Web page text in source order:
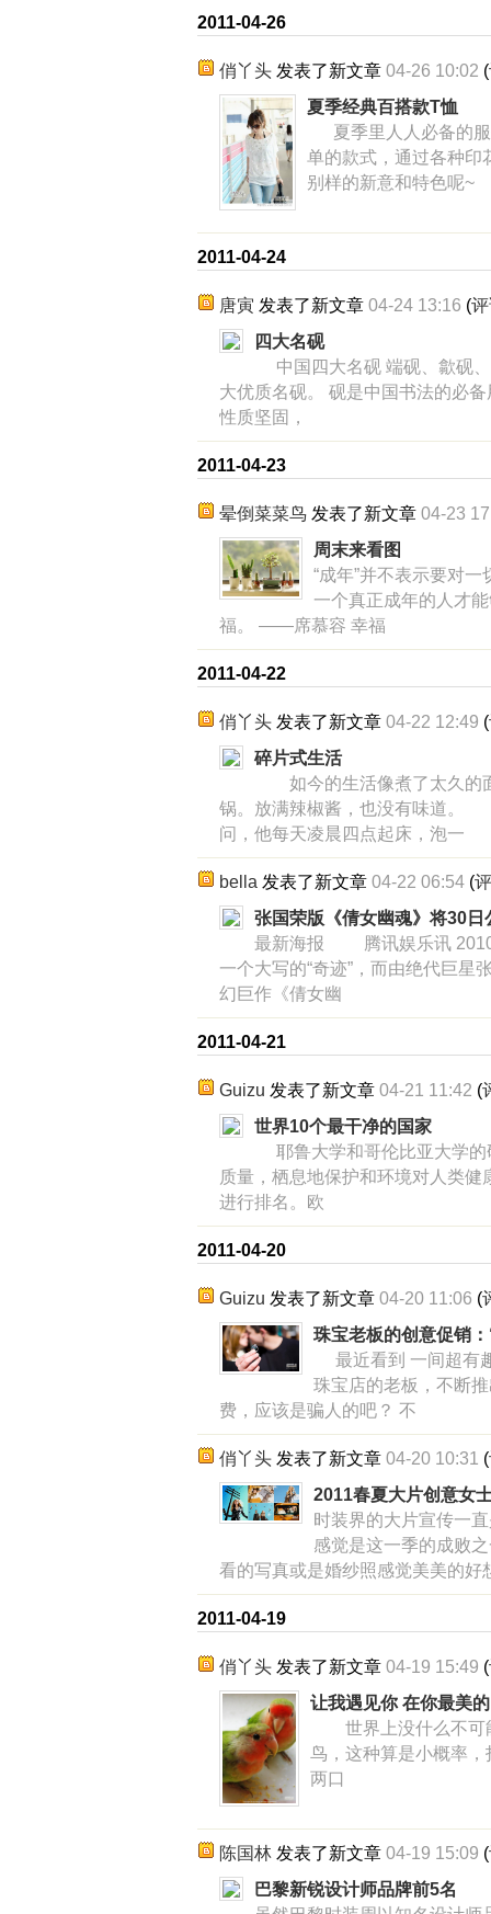
2011-04-26
俏丫头 发表了新文章 04-26 10:02 (
夏季经典百搭款T恤
夏季里人人必备的服
单的款式，通过各种印
别样的新意和特色呢~
2011-04-24
唐寅 发表了新文章 04-24 13:16 (
四大名砚
中国四大名砚 端砚、歙砚
大优质名砚。 砚是中国书法的必
性质坚固，
2011-04-23
晕倒菜菜鸟 发表了新文章 04-23
周末来看图
“成年”并不表示要对
一个真正成年的人才
福。 ——席慕容 幸福
2011-04-22
俏丫头 发表了新文章 04-22 12:49 (
碎片式生活
如今的生活像煮了太久的
锅。放满辣椒酱，也没有味道。
问，他每天凌晨四点起床，泡一
bella 发表了新文章 04-22 06:54 (
张国荣版《倩女幽魂》将30日
最新海报 腾讯娱乐讯 2010
一个大写的“奇迹”，而由绝代巨星
幻巨作《倩女幽
2011-04-21
Guizu 发表了新文章 04-21 11:42 (
世界10个最干净的国家
耶鲁大学和哥伦比亚大学的
质量，栖息地保护和环境对人类
进行排名。欧
2011-04-20
Guizu 发表了新文章 04-20 11:06 (
珠宝老板的创意促销
最近看到 一间超有
珠宝店的老板，不断
费，应该是骗人的吧？ 不
俏丫头 发表了新文章 04-20 10:31 (
2011春夏大片创意女
时装界的大片宣传一
感觉是这一季的成败
看的写真或是婚纱照感觉美美的好
2011-04-19
俏丫头 发表了新文章 04-19 15:49 (
让我遇见你 在你最美
世界上没什么不可
鸟，这种算是小概率
两口
陈国林 发表了新文章 04-19 15:09 (
巴黎新锐设计师品牌前5名